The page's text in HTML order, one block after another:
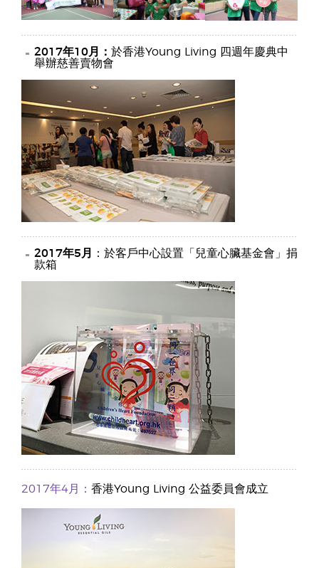
2017年10月： 於香港Young Living 四週年慶典中
舉辦慈善賣物會
2017年5月
：於客戶中心設置「兒童心臟基金會」捐
款箱
2017年4月： 香港Young Living 公益委員會成立